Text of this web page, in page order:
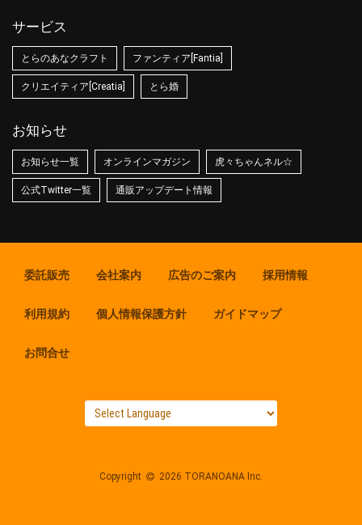
サービス
とらのあなクラフト ファンティア[Fantia]
クリエイティア[Creatia] とら婚
お知らせ
お知らせ一覧 オンラインマガジン 虎々ちゃんネル☆
公式Twitter一覧 通販アップデート情報
委託販売 会社案内 広告のご案内 採用情報
利用規約 個人情報保護方針 ガイドマップ
お問合せ
Copyright 2026 TORANOANA Inc.